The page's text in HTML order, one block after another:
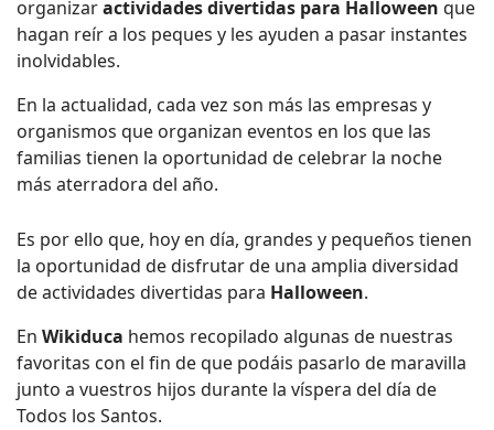
organizaractividades divertidas para Halloween que
hagan reír a los peques y les ayuden a pasar instantes
inolvidables.
En la actualidad, cada vez son más las empresas y
organismos que organizan eventos en los que las
familias tienen la oportunidad de celebrar la noche
más aterradora del año.
Es por ello que, hoy en día, grandes y pequeños tienen
la oportunidad de disfrutar de una amplia diversidad
de actividades divertidas para Halloween.
En Wikiduca hemos recopilado algunas de nuestras
favoritas con el fin de que podáis pasarlo de maravilla
junto a vuestros hijos durante la víspera del día de
Todos los Santos.